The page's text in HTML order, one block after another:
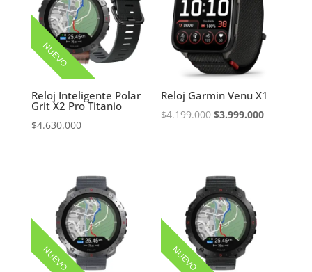
NUEVO
Reloj Inteligente Polar
Grit X2 Pro Titanio
$4.630.000
Reloj Garmin Venu X1
$4.199.000 El
$4.199.000.
$3.999.000El
NUEVO NUEVO